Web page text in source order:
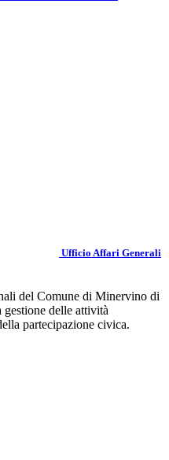
Ufficio Affari Generali
del Comune di Minervino di
delle attività
partecipazione civica.